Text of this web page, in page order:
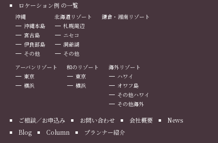
ロケーション例 の一覧
沖縄
沖縄本島
宮古島
伊良部島
その他
北海道リゾート
札幌周辺
ニセコ
洞爺湖
その他
鎌倉・湘南リゾート
アーバンリゾート
東京
横浜
和のリゾート
東京
横浜
海外リゾート
ハワイ
オワフ島
その他ハワイ
その他海外
ご相談／お申込み お問い合わせ 会社概要
News
Blog
Column プランナー紹介